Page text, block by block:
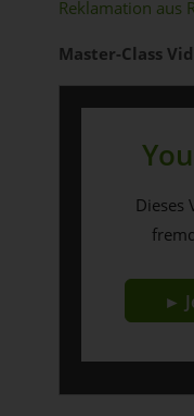
Reklamation aus
Master-Class
Dieses
►